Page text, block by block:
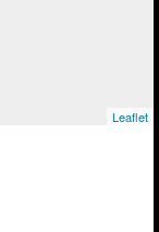
Leaflet